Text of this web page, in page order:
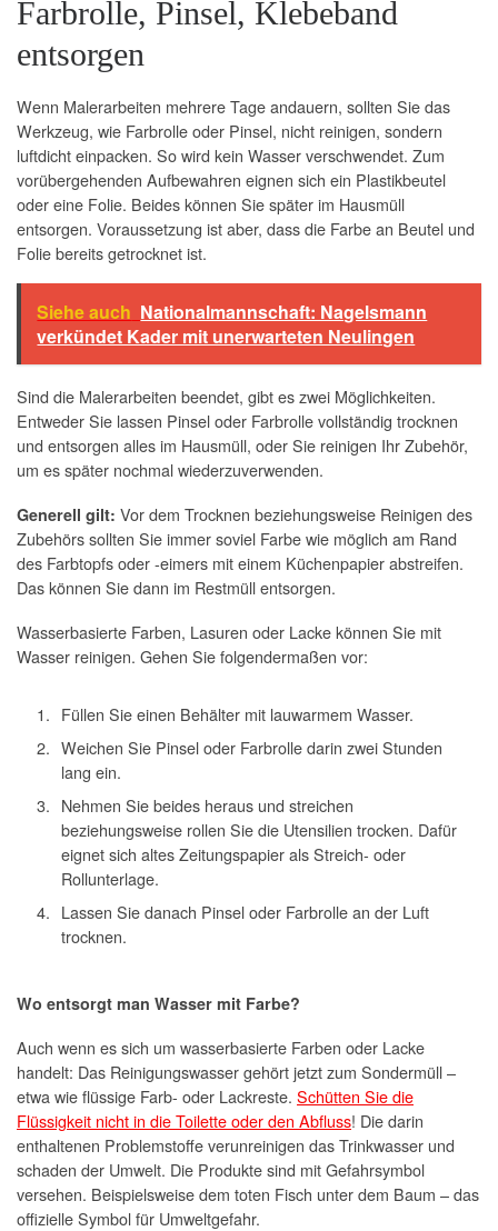
Farbrolle, Pinsel, Klebeband
entsorgen
Wenn Malerarbeiten mehrere Tage andauern, sollten Sie das
Werkzeug, wie Farbrolle oder Pinsel, nicht reinigen, sondern
luftdicht einpacken. So wird kein Wasser verschwendet. Zum
vorübergehenden Aufbewahren eignen sich ein Plastikbeutel
oder eine Folie. Beides können Sie später im Hausmüll
entsorgen. Voraussetzung ist aber, dass die Farbe an Beutel und
Folie bereits getrocknet ist.
Siehe auch Nationalmannschaft: Nagelsmann
verkündet Kader mit unerwarteten Neulingen
Sind die Malerarbeiten beendet, gibt es zwei Möglichkeiten.
Entweder Sie lassen Pinsel oder Farbrolle vollständig trocknen
und entsorgen alles im Hausmüll, oder Sie reinigen Ihr Zubehör,
um es später nochmal wiederzuverwenden.
Generell gilt: Vor dem Trocknen beziehungsweise Reinigen des
Zubehörs sollten Sie immer soviel Farbe wie möglich am Rand
des Farbtopfs oder -eimers mit einem Küchenpapier abstreifen.
Das können Sie dann im Restmüll entsorgen.
Wasserbasierte Farben, Lasuren oder Lacke können Sie mit
Wasser reinigen. Gehen Sie folgendermaßen vor:
Füllen Sie einen Behälter mit lauwarmem Wasser.
Weichen Sie Pinsel oder Farbrolle darin zwei Stunden
lang ein.
Nehmen Sie beides heraus und streichen
beziehungsweise rollen Sie die Utensilien trocken. Dafür
eignet sich altes Zeitungspapier als Streich- oder
Rollunterlage.
Lassen Sie danach Pinsel oder Farbrolle an der Luft
trocknen.
Wo entsorgt man Wasser mit Farbe?
Auch wenn es sich um wasserbasierte Farben oder Lacke
handelt: Das Reinigungswasser gehört jetzt zum Sondermüll –
etwa wie flüssige Farb- oder Lackreste. Schütten Sie die
Flüssigkeit nicht in die Toilette oder den Abfluss! Die darin
enthaltenen Problemstoffe verunreinigen das Trinkwasser und
schaden der Umwelt. Die Produkte sind mit Gefahrsymbol
versehen. Beispielsweise dem toten Fisch unter dem Baum – das
offizielle Symbol für Umweltgefahr.